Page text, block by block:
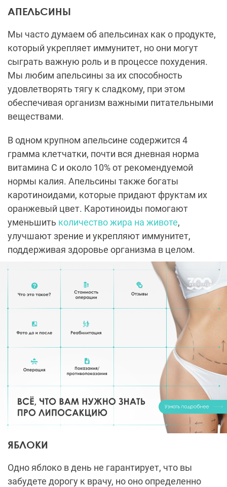
АПЕЛЬСИНЫ
Мы часто думаем об апельсинах как о продукте,
который укрепляет иммунитет, но они могут
сыграть важную роль и в процессе похудения.
Мы любим апельсины за их способность
удовлетворять тягу к сладкому, при этом
обеспечивая организм важными питательными
веществами.
В одном крупном апельсине содержится 4
грамма клетчатки, почти вся дневная норма
витамина C и около 10% от рекомендуемой
нормы калия. Апельсины также богаты
каротиноидами, которые придают фруктам их
оранжевый цвет. Каротиноиды помогают
уменьшить количество жира на животе,
улучшают зрение и укрепляют иммунитет,
поддерживая здоровье организма в целом.
ЯБЛОКИ
Одно яблоко в день не гарантирует, что вы
забудете дорогу к врачу, но оно определенно